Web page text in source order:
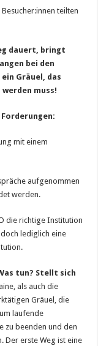
teilten
dauert, bringt
bei den
Gräuel, das
muss!
mit einem
aufgenommen
werden.
die richtige Institution
lediglich eine
tun? Stellt sich
als auch die
Gräuel, die
laufende
zu beenden und den
Der erste Weg ist eine